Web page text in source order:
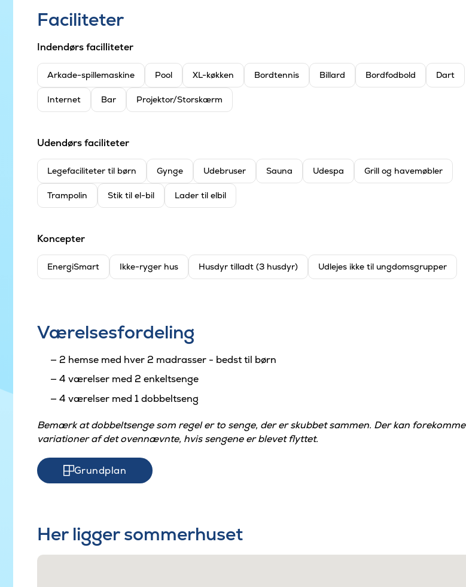
Faciliteter
Indendørs facilliteter
Arkade-spillemaskine Pool XL-køkken Bordtennis Billard Bordfodbold Dart
Internet Bar Projektor/Storskærm
Udendørs faciliteter
Legefaciliteter til børn Gynge Udebruser Sauna Udespa Grill og havemøbler
Trampolin Stik til el-bil Lader til elbil
Koncepter
EnergiSmart Ikke-ryger hus Husdyr tilladt (3 husdyr) Udlejes ikke til ungdomsgrupper
Værelsesfordeling
2 hemse med hver 2 madrasser - bedst til børn
4 værelser med 2 enkeltsenge
4 værelser med 1 dobbeltseng
Bemærk at dobbeltsenge som regel er to senge, der er skubbet sammen. Der kan forekomme
variationer af det ovennævnte, hvis sengene er blevet flyttet.
Grundplan
Her ligger sommerhuset